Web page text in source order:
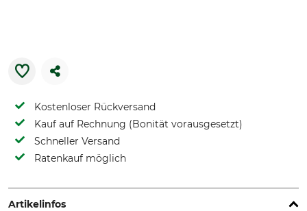
Kostenloser Rückversand
Kauf auf Rechnung (Bonität vorausgesetzt)
Schneller Versand
Ratenkauf möglich
Artikelinfos